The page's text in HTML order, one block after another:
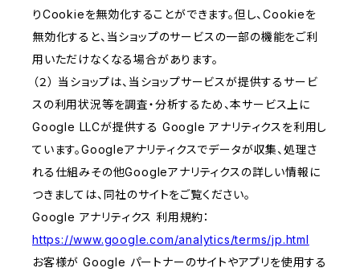
りCookieを無効化することができます。但し、Cookieを
無効化すると、当ショップのサービスの一部の機能をご利
用いただけなくなる場合があります。
（２） 当ショップは、当ショップサービスが提供するサービ
スの利用状況等を調査・分析するため、本サービス上に
Google LLCが提供する Google アナリティクスを利用し
ています。Googleアナリティクスでデータが収集、処理さ
れる仕組みその他Googleアナリティクスの詳しい情報に
つきましては、同社のサイトをご覧ください。
Google アナリティクス 利用規約：
https://www.google.com/analytics/terms/jp.html
お客様が Google パートナーのサイトやアプリを使用する